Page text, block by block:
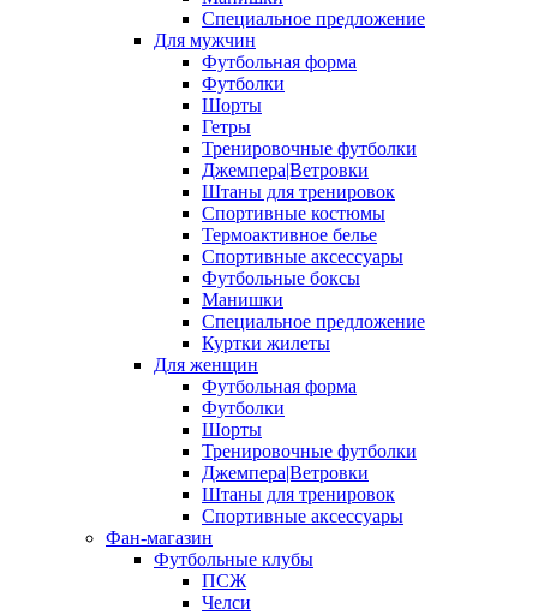
Специальное предложение
Для мужчин
Футбольная форма
Футболки
Шорты
Гетры
Тренировочные футболки
Джемпера|Ветровки
Штаны для тренировок
Спортивные костюмы
Термоактивное белье
Спортивные аксессуары
Футбольные боксы
Манишки
Специальное предложение
Куртки жилеты
Для женщин
Футбольная форма
Футболки
Шорты
Тренировочные футболки
Джемпера|Ветровки
Штаны для тренировок
Спортивные аксессуары
Фан-магазин
Футбольные клубы
ПСЖ
Челси